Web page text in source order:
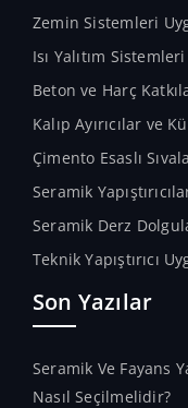
Zemin Sistemleri
Isı Yalıtım
Beton ve Harç
Kalıp Ayırıcılar ve
Çimento Esaslı
Seramik
Seramik Derz
Teknik Yapıştırıcı
Son Yazılar
Seramik Ve Fayans
Nasıl Seçilmelidir?